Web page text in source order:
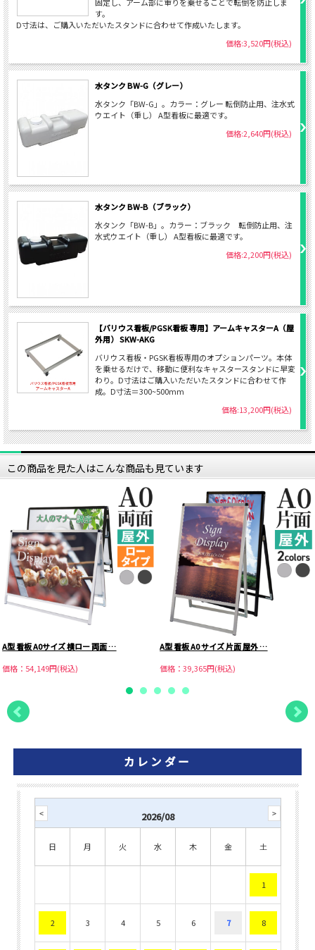
す。
D寸法は、ご購入いただいたスタンドに合わせて作成いたします。
価格:3,520円(税込)
水タンク BW-G（グレー）
水タンク「BW-G」。カラー：グレー 転倒防止用、注水式
ウエイト（重し） A型看板に最適です。
価格:2,640円(税込)
水タンク BW-B（ブラック）
水タンク「BW-B」。カラー：ブラック 転倒防止用、注
水式ウエイト（重し） A型看板に最適です。
価格:2,200円(税込)
【バリウス看板/PGSK看板 専用】アームキャスターA（屋
外用） SKW-AKG
バリウス看板・PGSK看板専用のオプションパーツ。本体
を乗せるだけで、移動に便利なキャスタースタンドに早変
わり。D寸法はご購入いただいたスタンドに合わせて作
成。D寸法＝300~500mm
価格:13,200円(税込)
この商品を見た人はこんな商品も見ています
A型 看板 A0サイズ 横ロー 両面 …
価格：54,149円(税込)
A型 看板 A0 サイズ 片面 屋外 …
価格：39,365円(税込)
カレンダー